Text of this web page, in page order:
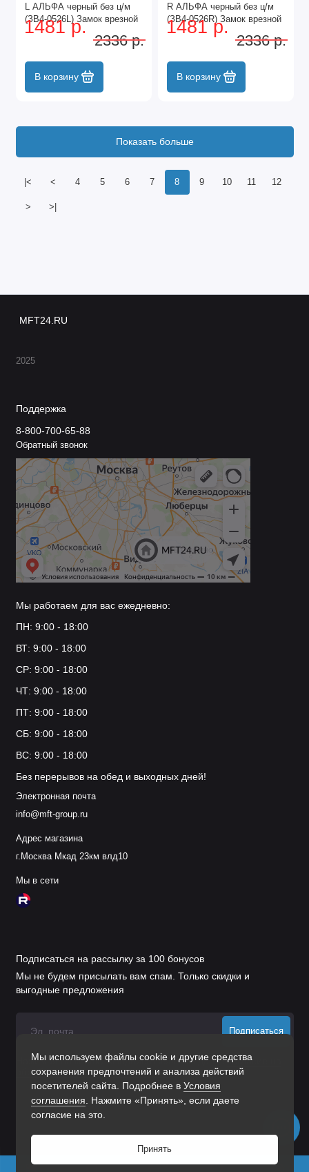
0
L АЛЬФА черный без ц/м
(ЗВ4-0526L) Замок врезной
с/руч (10)
1481 р.
2336 р.
В корзину
R АЛЬФА черный без ц/м
(ЗВ4-0526R) Замок врезной
с/руч (10)
1481 р.
2336 р.
В корзину
|< < 4 5 6 7 8 9 10 11 12
> >|
Показать больше
Мы используем файлы cookie и другие средства
сохранения предпочтений и анализа действий
посетителей сайта. Подробнее в Условия
соглашения . Нажмите «Принять», если даете
согласие на это.
Принять
MFT24.RU
2025
Поддержка
8-800-700-65-88
Обратный звонок
Мы работаем для вас ежедневно:
ПН: 9:00 - 18:00
ВТ: 9:00 - 18:00
СР: 9:00 - 18:00
ЧТ: 9:00 - 18:00
ПТ: 9:00 - 18:00
СБ: 9:00 - 18:00
ВС: 9:00 - 18:00
Без перерывов на обед и выходных дней!
Электронная почта
info@mft-group.ru
Адрес магазина
г.Москва Мкад 23км влд10
Мы в сети
Подписаться на рассылку за 100 бонусов
Мы не будем присылать вам спам. Только скидки и
выгодные предложения
Подписаться
Нажимая на кнопку «Подписаться», Вы даетесогласие на
обработку персональных данных.